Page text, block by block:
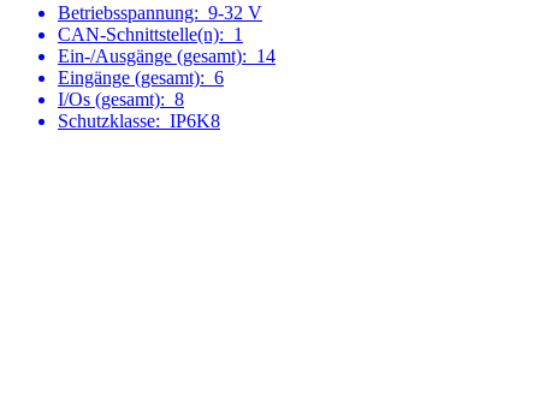
Betriebsspannung: 9-32 V
CAN-Schnittstelle(n): 1
Ein-/Ausgänge (gesamt): 14
Eingänge (gesamt): 6
I/Os (gesamt): 8
Schutzklasse: IP6K8